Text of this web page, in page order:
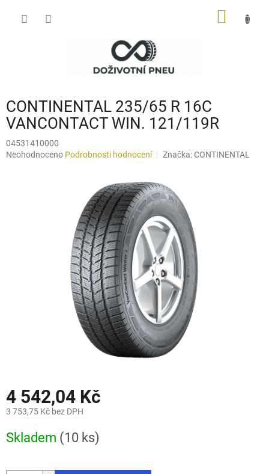
CONTINENTAL 235/65 R 16C
VANCONTACT WIN. 121/119R
04531410000
Průměrné
Neohodnoceno Podrobnosti hodnocení Značka:CONTINENTAL
4 542,04 Kč
3 753,75 Kč bez DPH
cena:
Skladem (10 ks)